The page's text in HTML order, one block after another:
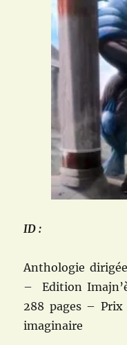
ID :
Anthologie
– Edition
288 pages –
imaginaire